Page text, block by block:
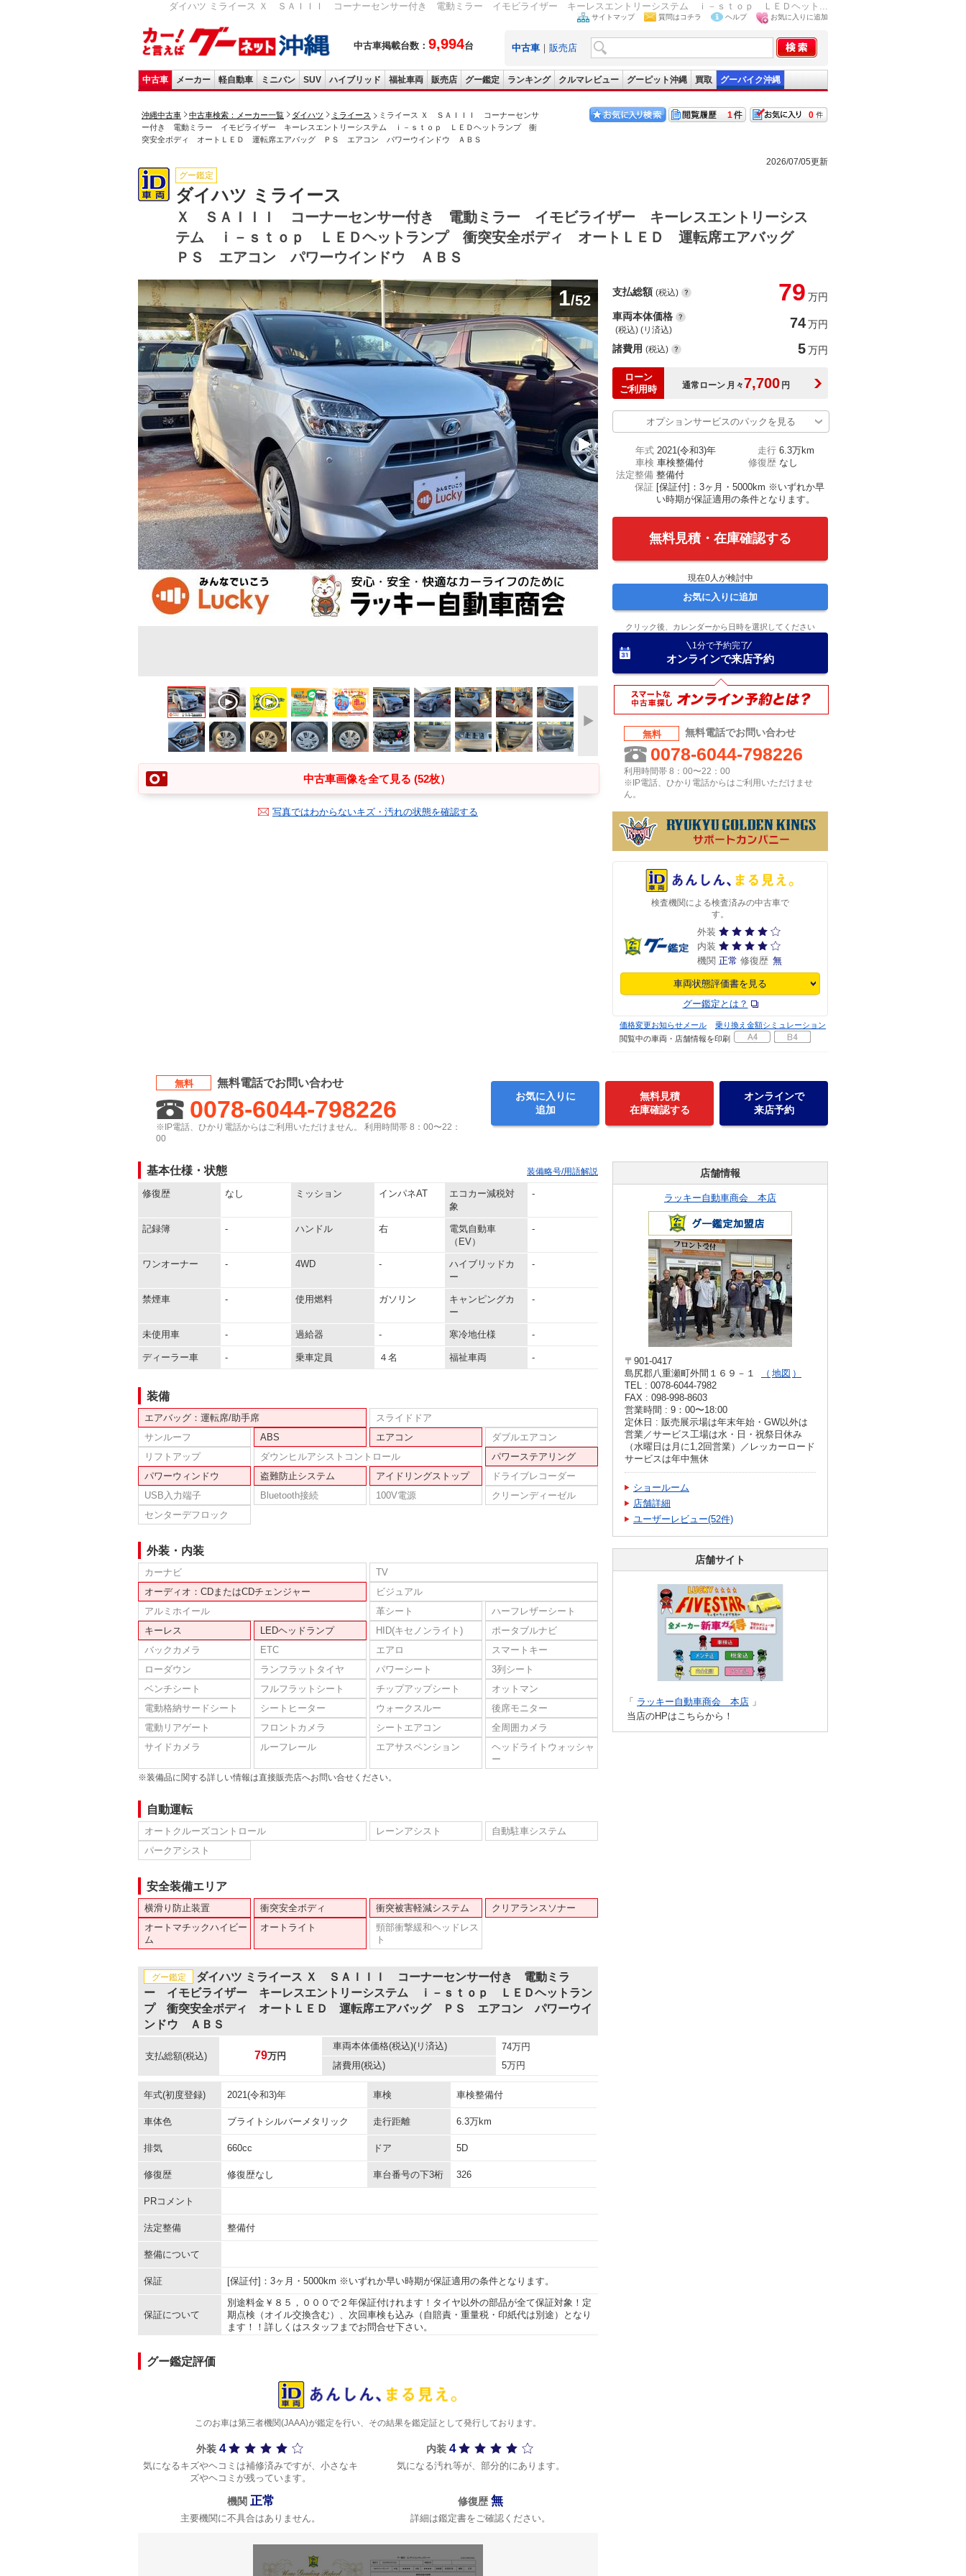
ダイハツ ミライース Ｘ ＳＡＩＩＩ コーナーセンサー付き 電動ミラー イモビライザー キーレスエントリーシステム ｉ－ｓｔｏｐ ＬＥＤヘット...
中古車掲載台数： 9,994台
サイトマップ 質問はコチラ ヘルプ お気に入りに追加
中古車 ｜ 販売店
中古車 メーカー 軽自動車 ミニバン SUV ハイブリッド 福祉車両 販売店 グー鑑定 ランキング クルマレビュー グーピット沖縄 買取 グーバイク沖縄
沖縄中古車 中古車検索：メーカー一覧 ダイハツ ミライース
ミライース Ｘ ＳＡＩＩＩ コーナーセンサ
ー付き 電動ミラー イモビライザー キーレスエントリーシステム ｉ－ｓｔｏｐ ＬＥＤヘットランプ 衝
突安全ボディ オートＬＥＤ 運転席エアバッグ ＰＳ エアコン パワーウインドウ ＡＢＳ
0
1
2026/07/05更新
グー鑑定
ダイハツ ミライース
Ｘ ＳＡＩＩＩ コーナーセンサー付き 電動ミラー イモビライザー キーレスエントリーシス
テム ｉ－ｓｔｏｐ ＬＥＤヘットランプ 衝突安全ボディ オートＬＥＤ 運転席エアバッグ
ＰＳ エアコン パワーウインドウ ＡＢＳ
1/52
中古車画像を全て見る (52枚）
写真ではわからないキズ・汚れの状態を確認する
支払総額 (税込) 79 万円
車両本体価格
(税込) (リ済込) 74万円
諸費用 (税込) 5万円
ローン
ご利用時
通常ローン 月々7,700 円
オプションサービスのパックを見る
年式 2021(令和3)年 走行 6.3万km
車検 車検整備付 修復歴 なし
法定整備 整備付
保証 [保証付]：3ヶ月・5000km ※いずれか早
い時期が保証適用の条件となります。
無料見積・在庫確認する
現在0人が検討中
お気に入りに追加
クリック後、カレンダーから日時を選択してください
1分で予約完了
オンラインで来店予約
無料 無料電話でお問い合わせ
0078-6044-798226
利用時間帯 8：00〜22：00
※IP電話、ひかり電話からはご利用いただけませ
ん。
検査機関による検査済みの中古車で
す。
外装
内装
機関 正常 修復歴 無
車両状態評価書を見る
グー鑑定とは？
価格変更お知らせメール
乗り換え金額シミュレーション
閲覧中の車両・店舗情報を印刷
無料 無料電話でお問い合わせ
0078-6044-798226
※IP電話、ひかり電話からはご利用いただけません。 利用時間帯 8：00〜22：
00
お気に入りに
追加
無料見積
在庫確認する
オンラインで
来店予約
基本仕様・状態 装備略号/用語解説
修復歴 なし ミッション インパネAT
エコカー減税対
象
-
記録簿 - ハンドル 右
電気自動車
（EV）
-
ワンオーナー - 4WD -
ハイブリッドカ
ー
-
禁煙車 - 使用燃料 ガソリン
キャンピングカ
ー
-
未使用車 - 過給器 - 寒冷地仕様 -
ディーラー車 - 乗車定員 ４名 福祉車両 -
装備
エアバッグ：運転席/助手席
スライドドア
サンルーフ
ABS エアコン
ダブルエアコン
リフトアップ
ダウンヒルアシストコントロール
パワーステアリング
パワーウィンドウ
盗難防止システム アイドリングストップ
ドライブレコーダー
USB入力端子
Bluetooth接続 100V電源
クリーンディーゼル
センターデフロック
外装・内装
カーナビ
TV
オーディオ：CDまたはCDチェンジャー
ビジュアル
アルミホイール
革シート
ハーフレザーシート
キーレス
LEDヘッドランプ HID(キセノンライト)
ポータブルナビ
バックカメラ
ETC エアロ
スマートキー
ローダウン
ランフラットタイヤ パワーシート
3列シート
ベンチシート
フルフラットシート チップアップシート
オットマン
電動格納サードシート
シートヒーター ウォークスルー
後席モニター
電動リアゲート
フロントカメラ シートエアコン
全周囲カメラ
サイドカメラ
ルーフレール エアサスペンション
ヘッドライトウォッシャ
ー
※装備品に関する詳しい情報は直接販売店へお問い合せください。
自動運転
オートクルーズコントロール レーンアシスト
自動駐車システム
パークアシスト
安全装備エリア
横滑り防止装置 衝突安全ボディ 衝突被害軽減システム
クリアランスソナー
オートマチックハイビー
ム
オートライト
頸部衝撃緩和ヘッドレス
ト
グー鑑定
ダイハツ ミライース Ｘ ＳＡＩＩＩ コーナーセンサー付き 電動ミラ
ー イモビライザー キーレスエントリーシステム ｉ－ｓｔｏｐ ＬＥＤヘットラン
プ 衝突安全ボディ オートＬＥＤ 運転席エアバッグ ＰＳ エアコン パワーウイ
ンドウ ＡＢＳ
支払総額(税込) 79万円
車両本体価格(税込)(リ済込) 74万円
諸費用(税込) 5万円
年式(初度登録) 2021(令和3)年 車検 車検整備付
車体色 ブライトシルバーメタリック 走行距離 6.3万km
排気 660cc ドア 5D
修復歴 修復歴なし 車台番号の下3桁 326
PRコメント
法定整備 整備付
整備について
保証 [保証付]：3ヶ月・5000km ※いずれか早い時期が保証適用の条件となります。
保証について
別途料金￥８５，０００で２年保証付けれます！タイヤ以外の部品が全て保証対象！定
期点検（オイル交換含む）、次回車検も込み（自賠責・重量税・印紙代は別途）となり
ます！！詳しくはスタッフまでお問合せ下さい。
グー鑑定評価
このお車は第三者機関(JAAA)が鑑定を行い、その結果を鑑定証として発行しております。
外装 4
気になるキズやヘコミは補修済みですが、小さなキ
ズやヘコミが残っています。
内装 4
気になる汚れ等が、部分的にあります。
機関 正常
主要機関に不具合はありません。
修復歴 無
詳細は鑑定書をご確認ください。
店舗情報
ラッキー自動車商会 本店
〒901-0417
島尻郡八重瀬町外間１６９－１
地図
TEL : 0078-6044-7982
FAX : 098-998-8603
営業時間 : 9：00〜18:00
定休日 : 販売展示場は年末年始・GW以外は
営業／サービス工場は水・日・祝祭日休み
（水曜日は月に1,2回営業）／レッカーロード
サービスは年中無休
ショールーム
店舗詳細
ユーザーレビュー(52件)
店舗サイト
「 ラッキー自動車商会 本店 」
当店のHPはこちらから！